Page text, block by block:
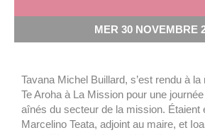
MER 30 NOVEMBRE
Tavana Michel Buillard, s’est rendu à
Te Aroha à La Mission pour une
aînés du secteur de la mission. Étaient
Marcelino Teata, adjoint au maire, et